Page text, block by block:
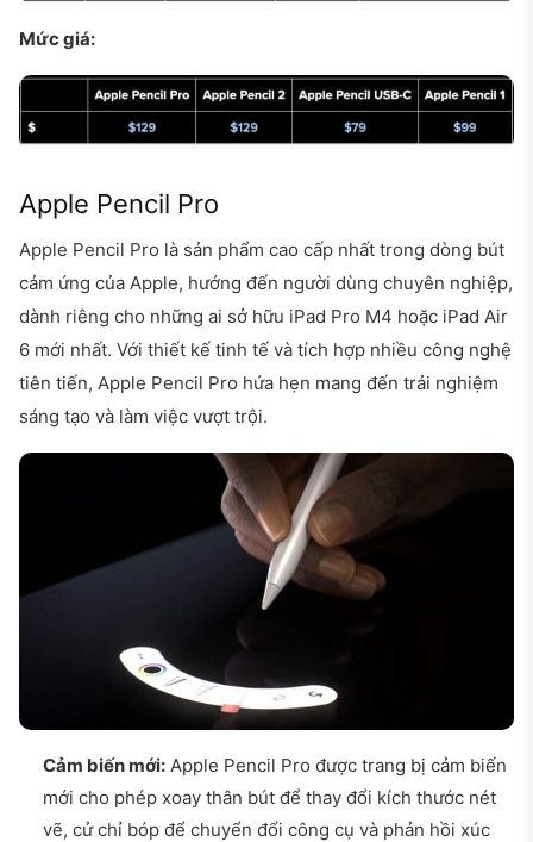
Mức giá:
Apple Pencil Pro
Apple Pencil Pro là sản phẩm cao cấp nhất trong dòng bút
cảm ứng của Apple, hướng đến người dùng chuyên nghiệp,
dành riêng cho những ai sở hữu iPad Pro M4 hoặc iPad Air
6 mới nhất. Với thiết kế tinh tế và tích hợp nhiều công nghệ
tiên tiến, Apple Pencil Pro hứa hẹn mang đến trải nghiệm
sáng tạo và làm việc vượt trội.
Cảm biến mới: Apple Pencil Pro được trang bị cảm biến
mới cho phép xoay thân bút để thay đổi kích thước nét
vẽ, cử chỉ bóp để chuyển đổi công cụ và phản hồi xúc